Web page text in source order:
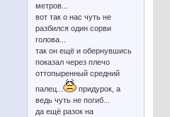
метров...
вот так о нас чуть не
разбился один сорви
голова...
так он ещё и обернувшись
показал через плечо
оттопыренный средний
палец...
придурок, а
ведь чуть не погиб...
да ещё разок на